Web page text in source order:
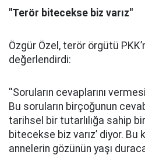
"Terör bitecekse biz varız''
Özgür Özel, terör örgütü
değerlendirdi:
''Soruların cevaplarını
Bu soruların birçoğunun
tarihsel bir tutarlılığa sahip
bitecekse biz varız’ diyor. Bu
annelerin gözünün yaşı